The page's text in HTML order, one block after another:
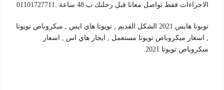
الاجراءات فقط تواصل معانا قبل رحلتك ب 48 ساعة .01101727711
تويوتا هايس 2021 الشكل القديم , تويوتا هاي ايس , ميكروباص تويوتا
, اسعار ميكروباص تويوتا مستعمل , ايجار هاي اس , اسعار
ميكروباص تويوتا 2021.